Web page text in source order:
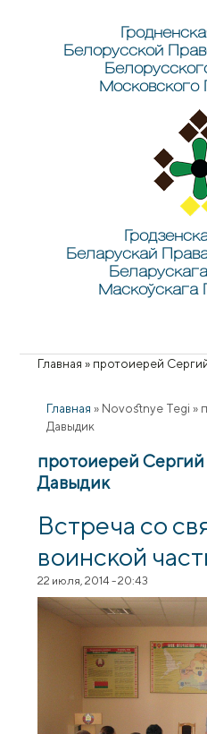
Белорусской
Московского
Беларускай
Маскоўскага
Вы здесь
Главная » протоиерей
Главная » Novostnye Tegi »
Давыдик
протоиерей Сергий
Давыдик
Встреча со
воинской
22 июля, 2014 - 20:43